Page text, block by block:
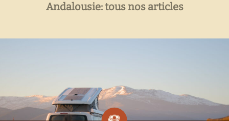
Andalousie: tous nos articles